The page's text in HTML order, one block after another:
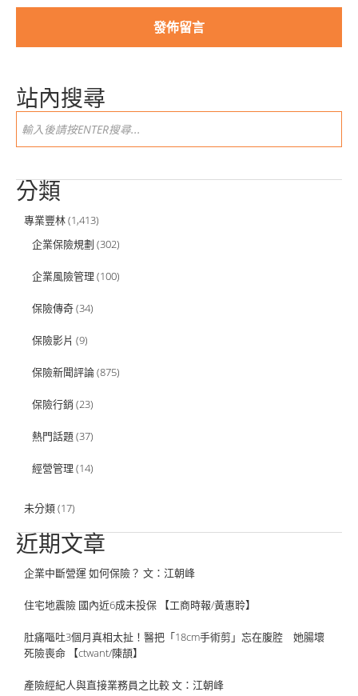
站內搜尋
分類
專業豐林(1,413)
企業保險規劃 (302)
企業風險管理 (100)
保險傳奇(34)
保險影片 (9)
保險新聞評論(875)
保險行銷 (23)
熱門話題(37)
經營管理 (14)
未分類(17)
近期文章
企業中斷營運 如何保險？ 文：江朝峰
住宅地震險 國內近6成未投保 【工商時報/黃惠聆】
肚痛嘔吐3個月真相太扯！醫把「18cm手術剪」忘在腹腔 她腸壞
死險喪命 【ctwant/陳頡】
產險經紀人與直接業務員之比較 文：江朝峰